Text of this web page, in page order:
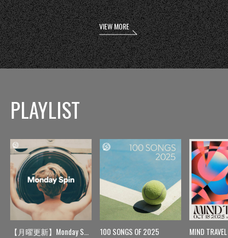
VIEW MORE
PLAYLIST
【月曜更新】Monday Spin 100 SONGS OF 2025 MIND TRAVEL